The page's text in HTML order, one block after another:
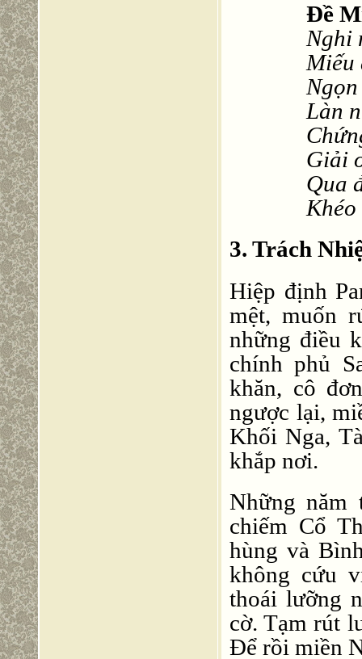
Đề
Nghi
Miếu
Làn
Giải
Qua
3. Trách
Hiệp định
mệt, muốn
những điều
chính phủ
khăn, cô
ngược lại,
Khối Nga,
khắp nơi.
Những năm
chiếm Cổ
hùng và
không cứu
thoái lưỡng
cờ. Tạm rút
Để rồi miền